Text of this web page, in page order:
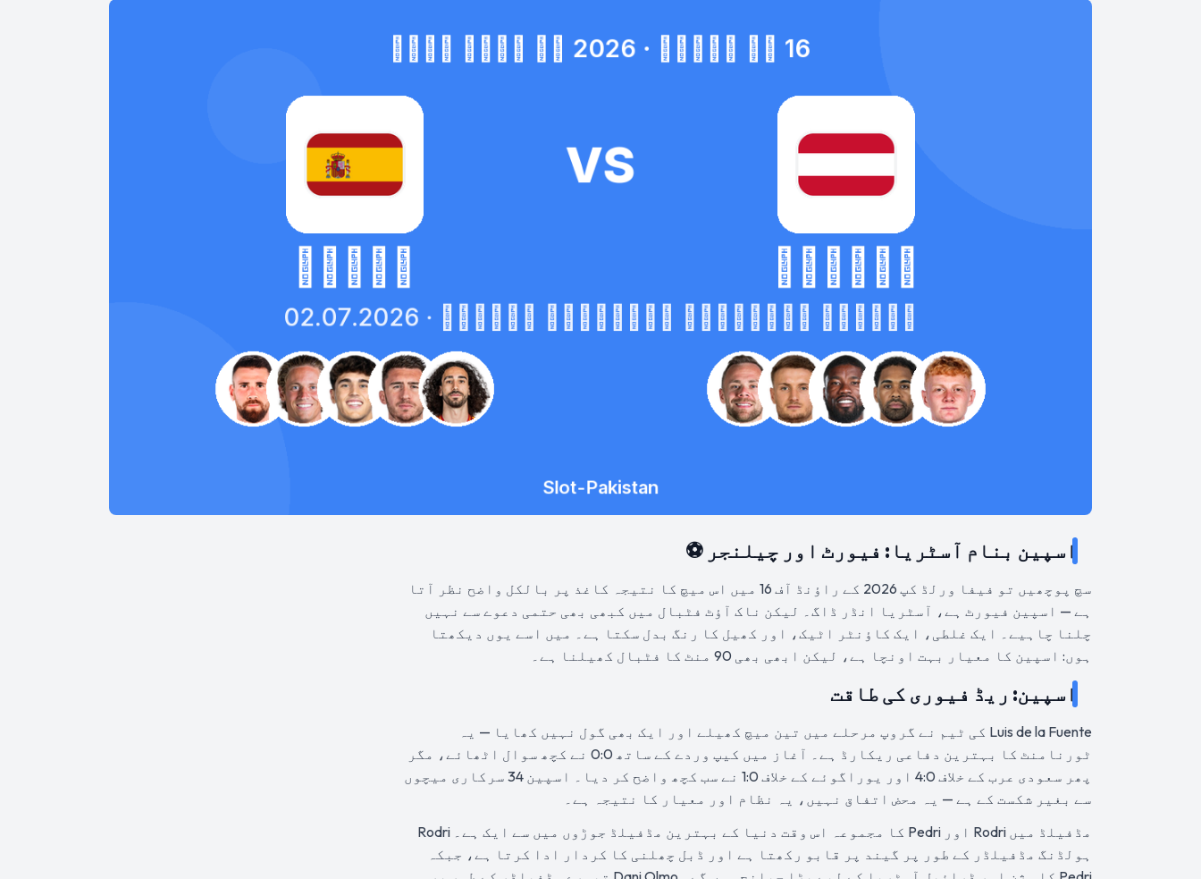
اسپین بنام آسٹریا: فیورٹ اور چیلنجر ⚽
سچ پوچھیں تو فیفا ورلڈ کپ 2026 کے راؤنڈ آف 16 میں اس میچ کا نتیجہ کاغذ پر بالکل واضح نظر آتا
ہے — اسپین فیورٹ ہے، آسٹریا انڈر ڈاگ۔ لیکن ناک آؤٹ فٹبال میں کبھی بھی حتمی دعوے سے نہیں
چلنا چاہیے۔ ایک غلطی، ایک کاؤنٹر اٹیک، اور کھیل کا رنگ بدل سکتا ہے۔ میں اسے یوں دیکھتا
ہوں: اسپین کا معیار بہت اونچا ہے، لیکن ابھی بھی 90 منٹ کا فٹبال کھیلنا ہے۔
اسپین: ریڈ فیوری کی طاقت
Luis de la Fuente کی ٹیم نے گروپ مرحلے میں تین میچ کھیلے اور ایک بھی گول نہیں کھایا — یہ
ٹورنامنٹ کا بہترین دفاعی ریکارڈ ہے۔ آغاز میں کیپ وردے کے ساتھ 0:0 نے کچھ سوال اٹھائے، مگر
پھر سعودی عرب کے خلاف 4:0 اور یوراگوئے کے خلاف 1:0 نے سب کچھ واضح کر دیا۔ اسپین 34 سرکاری میچوں
سے بغیر شکست کے ہے — یہ محض اتفاق نہیں، یہ نظام اور معیار کا نتیجہ ہے۔
مڈفیلڈ میں Rodri اور Pedri کا مجموعہ اس وقت دنیا کے بہترین مڈفیلڈ جوڑوں میں سے ایک ہے۔ Rodri
ہولڈنگ مڈفیلڈر کے طور پر گیند پر قابو رکھتا ہے اور ڈبل چھلنی کا کردار ادا کرتا ہے، جبکہ